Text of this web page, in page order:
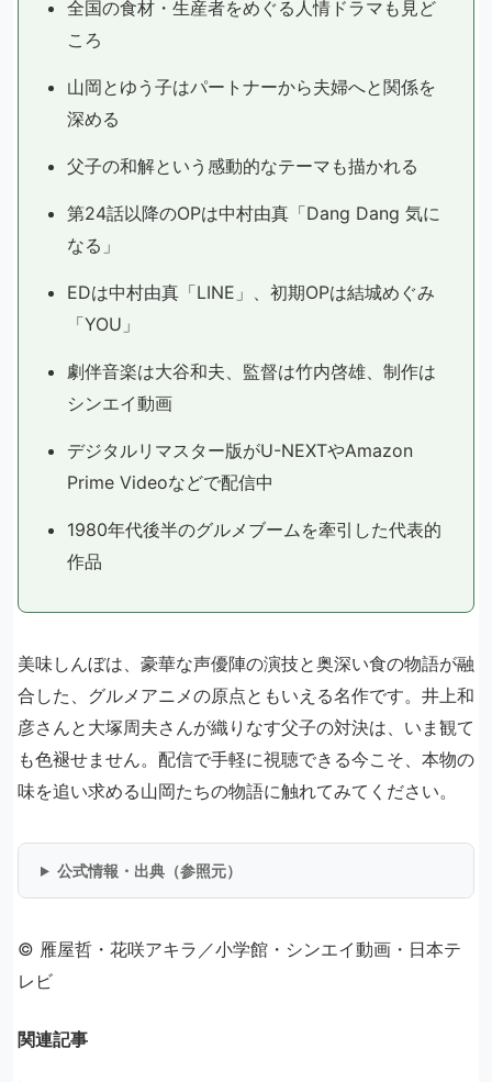
全国の食材・生産者をめぐる人情ドラマも見ど
ころ
山岡とゆう子はパートナーから夫婦へと関係を
深める
父子の和解という感動的なテーマも描かれる
第24話以降のOPは中村由真「Dang Dang 気に
なる」
EDは中村由真「LINE」、初期OPは結城めぐみ
「YOU」
劇伴音楽は大谷和夫、監督は竹内啓雄、制作は
シンエイ動画
デジタルリマスター版がU-NEXTやAmazon
Prime Videoなどで配信中
1980年代後半のグルメブームを牽引した代表的
作品
美味しんぼは、豪華な声優陣の演技と奥深い食の物語が融
合した、グルメアニメの原点ともいえる名作です。井上和
彦さんと大塚周夫さんが織りなす父子の対決は、いま観て
も色褪せません。配信で手軽に視聴できる今こそ、本物の
味を追い求める山岡たちの物語に触れてみてください。
公式情報・出典（参照元）
© 雁屋哲・花咲アキラ／小学館・シンエイ動画・日本テ
レビ
関連記事